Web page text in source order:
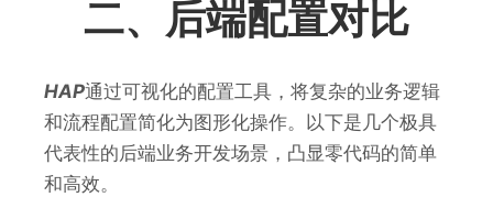
二、后端配置对比
HAP通过可视化的配置工具，将复杂的业务逻辑
和流程配置简化为图形化操作。以下是几个极具
代表性的后端业务开发场景，凸显零代码的简单
和高效。